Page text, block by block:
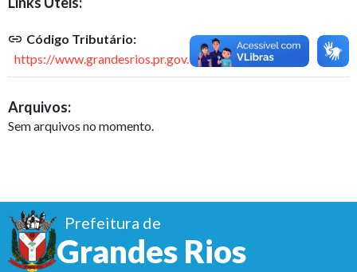
Código Tributário:
https://www.grandesrios.pr.gov.br/tributos
Arquivos:
Sem arquivos no momento.
Prefeitura de
Grandes Rios